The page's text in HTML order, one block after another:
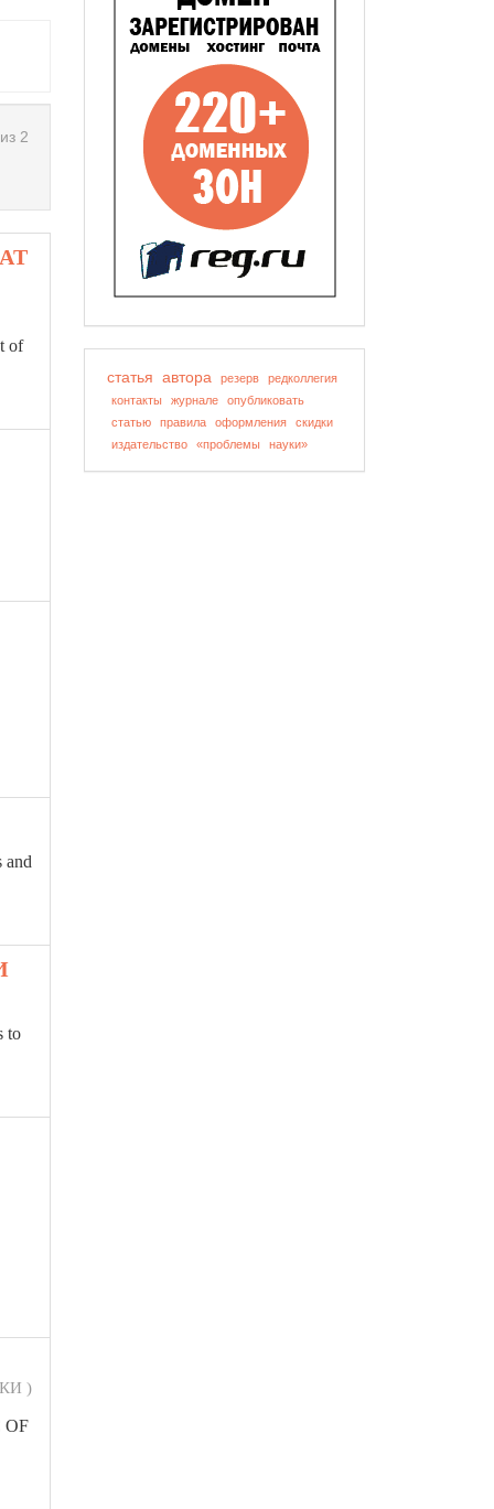
2
of
and
to
)
OF
статья автора резерв
редколлегия
контакты
журнале
опубликовать
статью
правила оформления
скидки
издательство
«проблемы науки»